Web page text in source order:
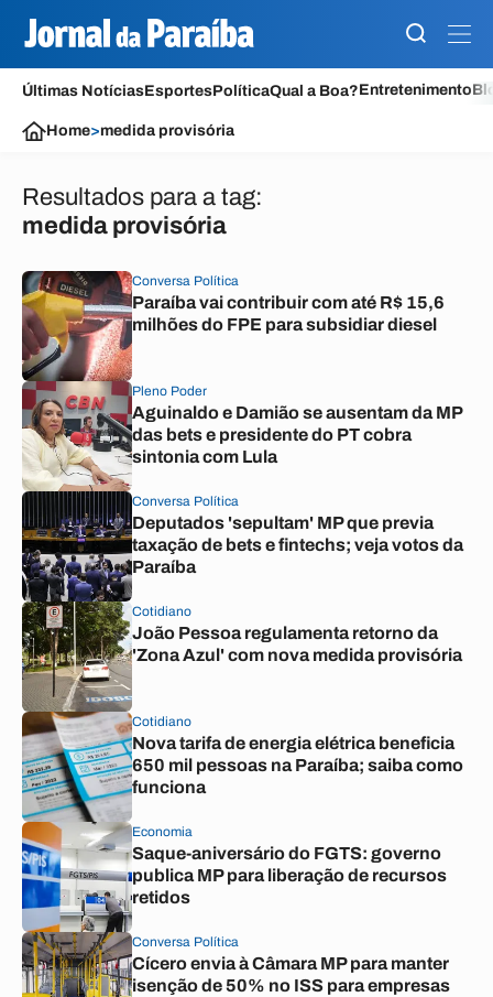
Últimas NotíciasEsportesPolíticaQual a Boa?Entretenimento
Home>medida provisória
Resultados para a tag:
medida provisória
Conversa Política
Paraíba vai contribuir com até R$ 15,6
milhões do FPE para subsidiar diesel
Pleno Poder
Aguinaldo e Damião se ausentam da MP
das bets e presidente do PT cobra
sintonia com Lula
Conversa Política
Deputados 'sepultam' MP que previa
taxação de bets e fintechs; veja votos da
Paraíba
Cotidiano
João Pessoa regulamenta retorno da
'Zona Azul' com nova medida provisória
Cotidiano
Nova tarifa de energia elétrica beneficia
650 mil pessoas na Paraíba; saiba como
funciona
Economia
Saque-aniversário do FGTS: governo
publica MP para liberação de recursos
retidos
Conversa Política
Cícero envia à Câmara MP para manter
isenção de 50% no ISS para empresas